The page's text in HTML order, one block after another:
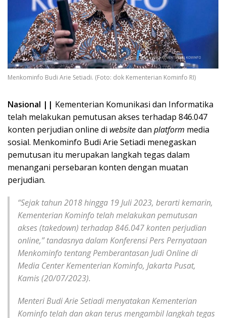
Menkominfo Budi Arie Setiadi. (Foto: dok Kementerian Kominfo RI)
Nasional || Kementerian Komunikasi dan Informatika
telah melakukan pemutusan akses terhadap 846.047
konten perjudian online di websitedan platform media
sosial. Menkominfo Budi Arie Setiadi menegaskan
pemutusan itu merupakan langkah tegas dalam
menangani persebaran konten dengan muatan
perjudian.
“Sejak tahun 2018 hingga 19 Juli 2023, berarti kemarin,
Kementerian Kominfo telah melakukan pemutusan
akses(takedown) terhadap 846.047 konten perjudian
online,” tandasnya dalam Konferensi Pers Pernyataan
Menkominfo tentang Pemberantasan Judi Online di
Media Center Kementerian Kominfo, Jakarta Pusat,
Kamis (20/07/2023).
Menteri Budi Arie Setiadi menyatakan Kementerian
Kominfo telah dan akan terus mengambil langkah tegas